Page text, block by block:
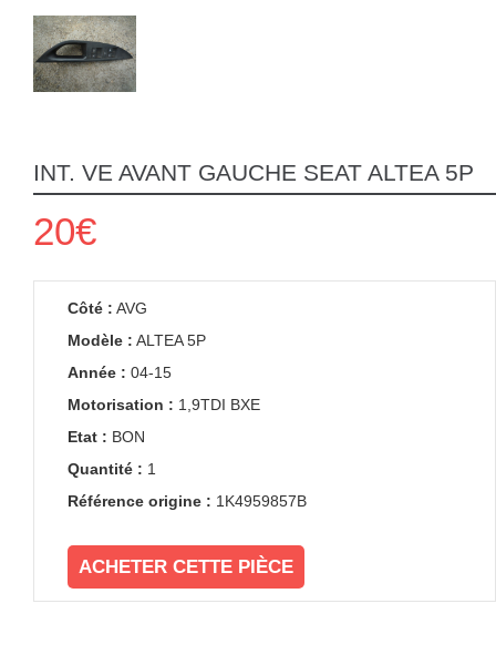
INT. VE AVANT GAUCHE SEAT ALTEA 5P
20€
Côté : AVG
Modèle : ALTEA 5P
Année : 04-15
Motorisation : 1,9TDI BXE
Etat : BON
Quantité : 1
Référence origine : 1K4959857B
ACHETER CETTE PIÈCE